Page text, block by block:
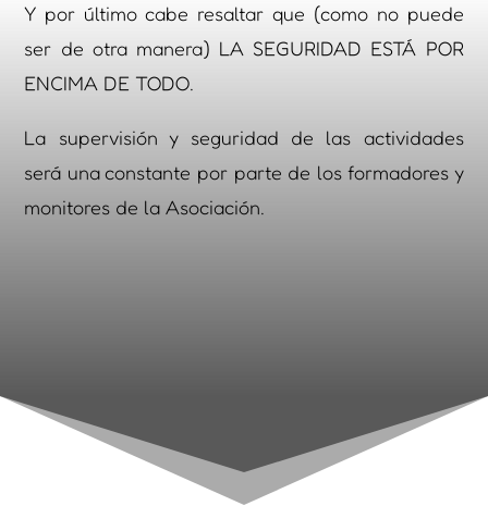
Y por último cabe resaltar que (como no puede
ser de otra manera) LA SEGURIDAD ESTÁ POR
ENCIMA DE TODO.
La supervisión y seguridad de las actividades
será una constante por parte de los formadores y
monitores de la Asociación.